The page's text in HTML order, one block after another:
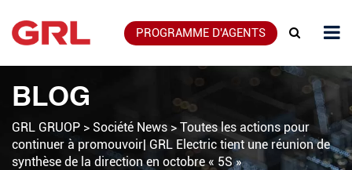
PROGRAMME D'AGENTS
BLOG
GRL GRUOP > Société News > Toutes les actions pour
continuer à promouvoir| GRL Electric tient une réunion de
synthèse de la direction en octobre « 5S »